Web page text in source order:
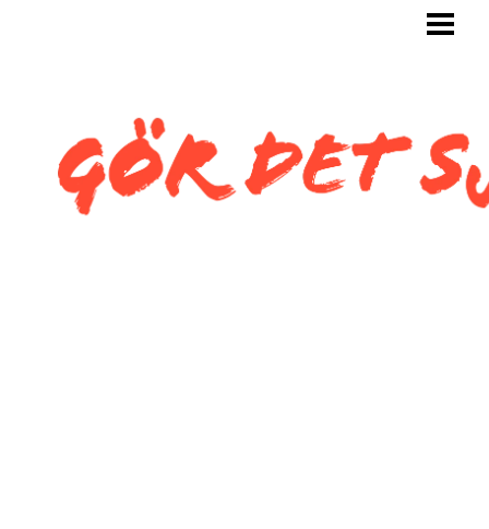
KAKLA SJÄLV
KAKLA TOALETT